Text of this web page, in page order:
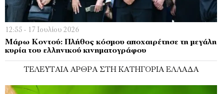
12:55 - 17 Ιουλίου 2026
Μάρω Κοντού: Πλήθος κόσμου αποχαιρέτησε τη μεγάλη
κυρία του ελληνικού κινηματογράφου
ΤΕΛΕΥΤΑΊΑ ΆΡΘΡΑ ΣΤΗ ΚΑΤΗΓΟΡΊΑ ΕΛΛΆΔΑ